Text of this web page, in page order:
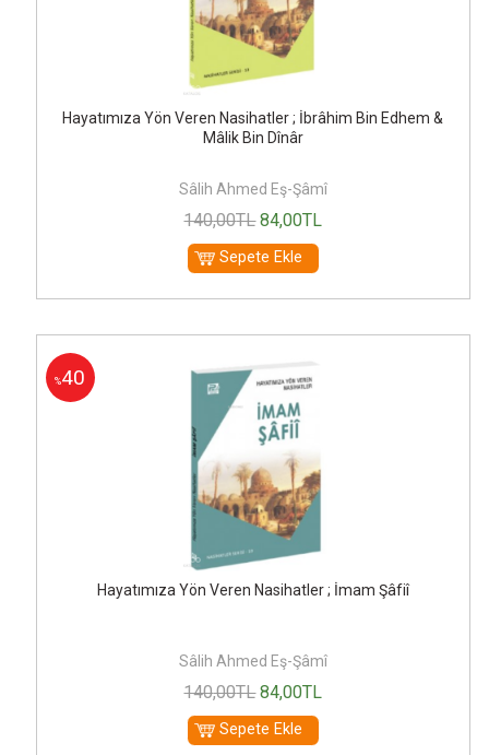
Hayatımıza Yön Veren Nasihatler ; İbrâhim Bin Edhem &
Mâlik Bin Dînâr
Sâlih Ahmed Eş-Şâmî
140,00TL 84,00TL
Sepete Ekle
%40
Hayatımıza Yön Veren Nasihatler ; İmam Şâfiî
Sâlih Ahmed Eş-Şâmî
140,00TL 84,00TL
Sepete Ekle